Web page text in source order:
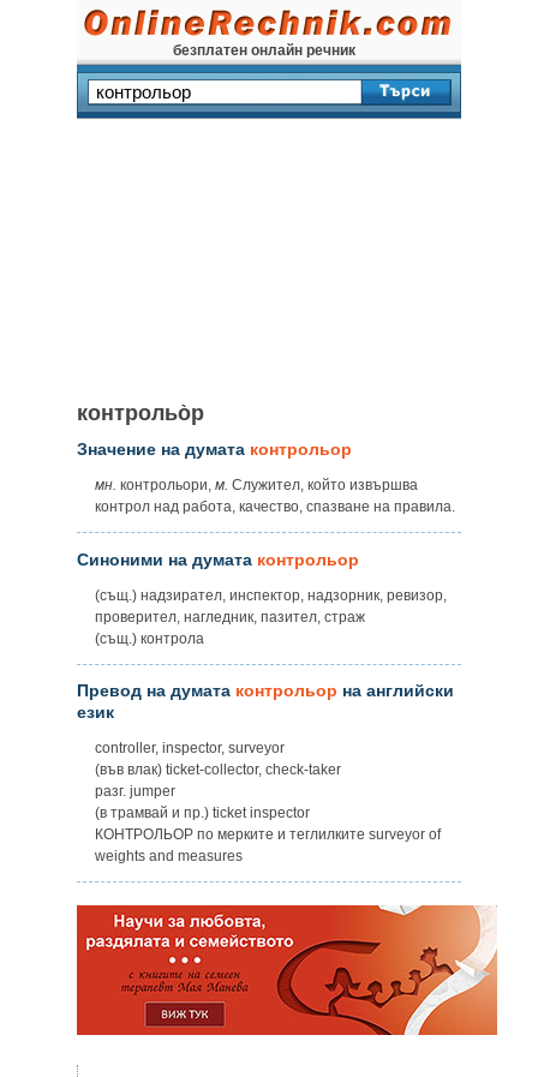
безплатен онлайн речник
контрольо̀р
Значение на думата контрольор
мн. контрольори, м. Служител, който извършва
контрол над работа, качество, спазване на правила.
Синоними на думата контрольор
(същ.) надзирател, инспектор, надзорник, ревизор,
проверител, нагледник, пазител, страж
(същ.) контрола
Превод на думата контрольор на английски
език
controller, inspector, surveyor
(във влак) ticket-collector, check-taker
разг. jumper
(в трамвай и пр.) ticket inspector
КОНТРОЛЬОР по мерките и теглилките surveyor of
weights and measures